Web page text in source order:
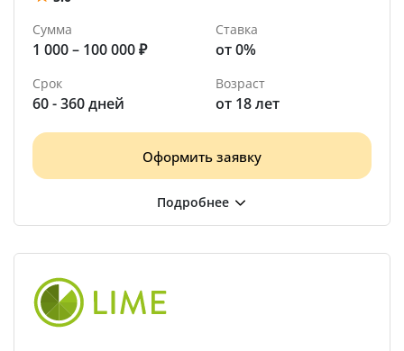
Сумма
1 000 – 100 000 ₽
Ставка
от 0%
Срок
60 - 360 дней
Возраст
от 18 лет
Оформить заявку